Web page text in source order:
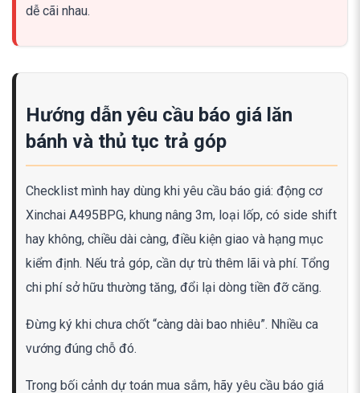
dễ cãi nhau.
Hướng dẫn yêu cầu báo giá lăn
bánh và thủ tục trả góp
Checklist mình hay dùng khi yêu cầu báo giá: động cơ
Xinchai A495BPG, khung nâng 3m, loại lốp, có side shift
hay không, chiều dài càng, điều kiện giao và hạng mục
kiểm định. Nếu trả góp, cần dự trù thêm lãi và phí. Tổng
chi phí sở hữu thường tăng, đổi lại dòng tiền đỡ căng.
Đừng ký khi chưa chốt “càng dài bao nhiêu”. Nhiều ca
vướng đúng chỗ đó.
Trong bối cảnh dự toán mua sắm, hãy yêu cầu báo giá